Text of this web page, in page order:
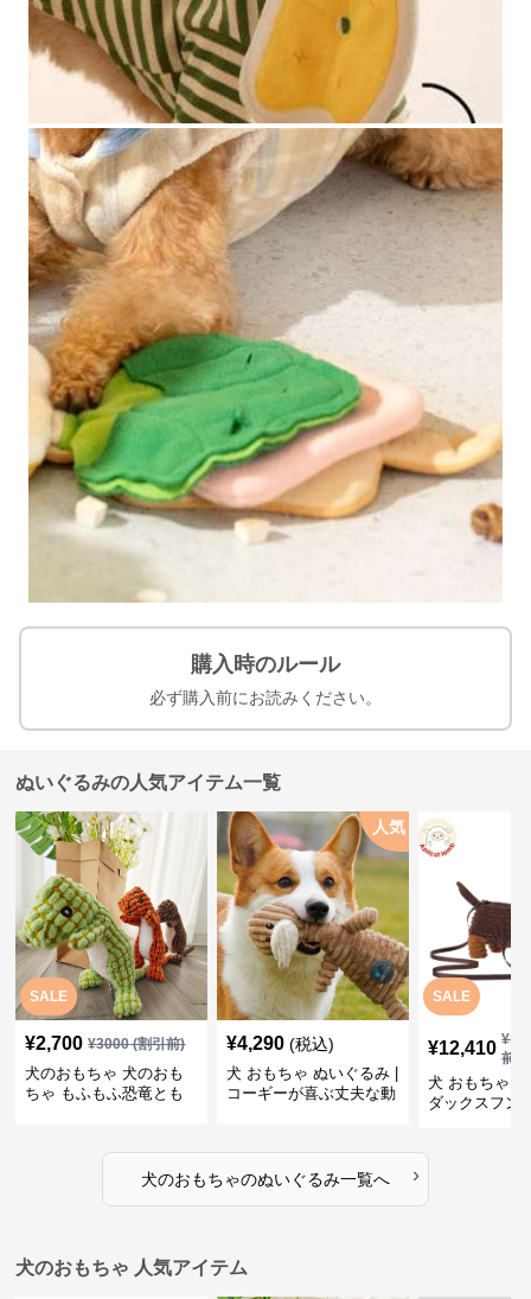
購入時のルール
必ず購入前にお読みください。
ぬいぐるみの人気アイテム一覧
SALE
¥2,700 ¥3000(割引前)
犬のおもちゃ 犬のおも
ちゃ もふもふ恐竜とも
人気
¥4,290 (税込)
犬 おもちゃ ぬいぐるみ |
コーギーが喜ぶ丈夫な動
SALE
¥12,410 ¥
前)
犬 おもちゃ
ダックスフン
犬のおもちゃのぬいぐるみ一覧へ ›
犬のおもちゃ 人気アイテム